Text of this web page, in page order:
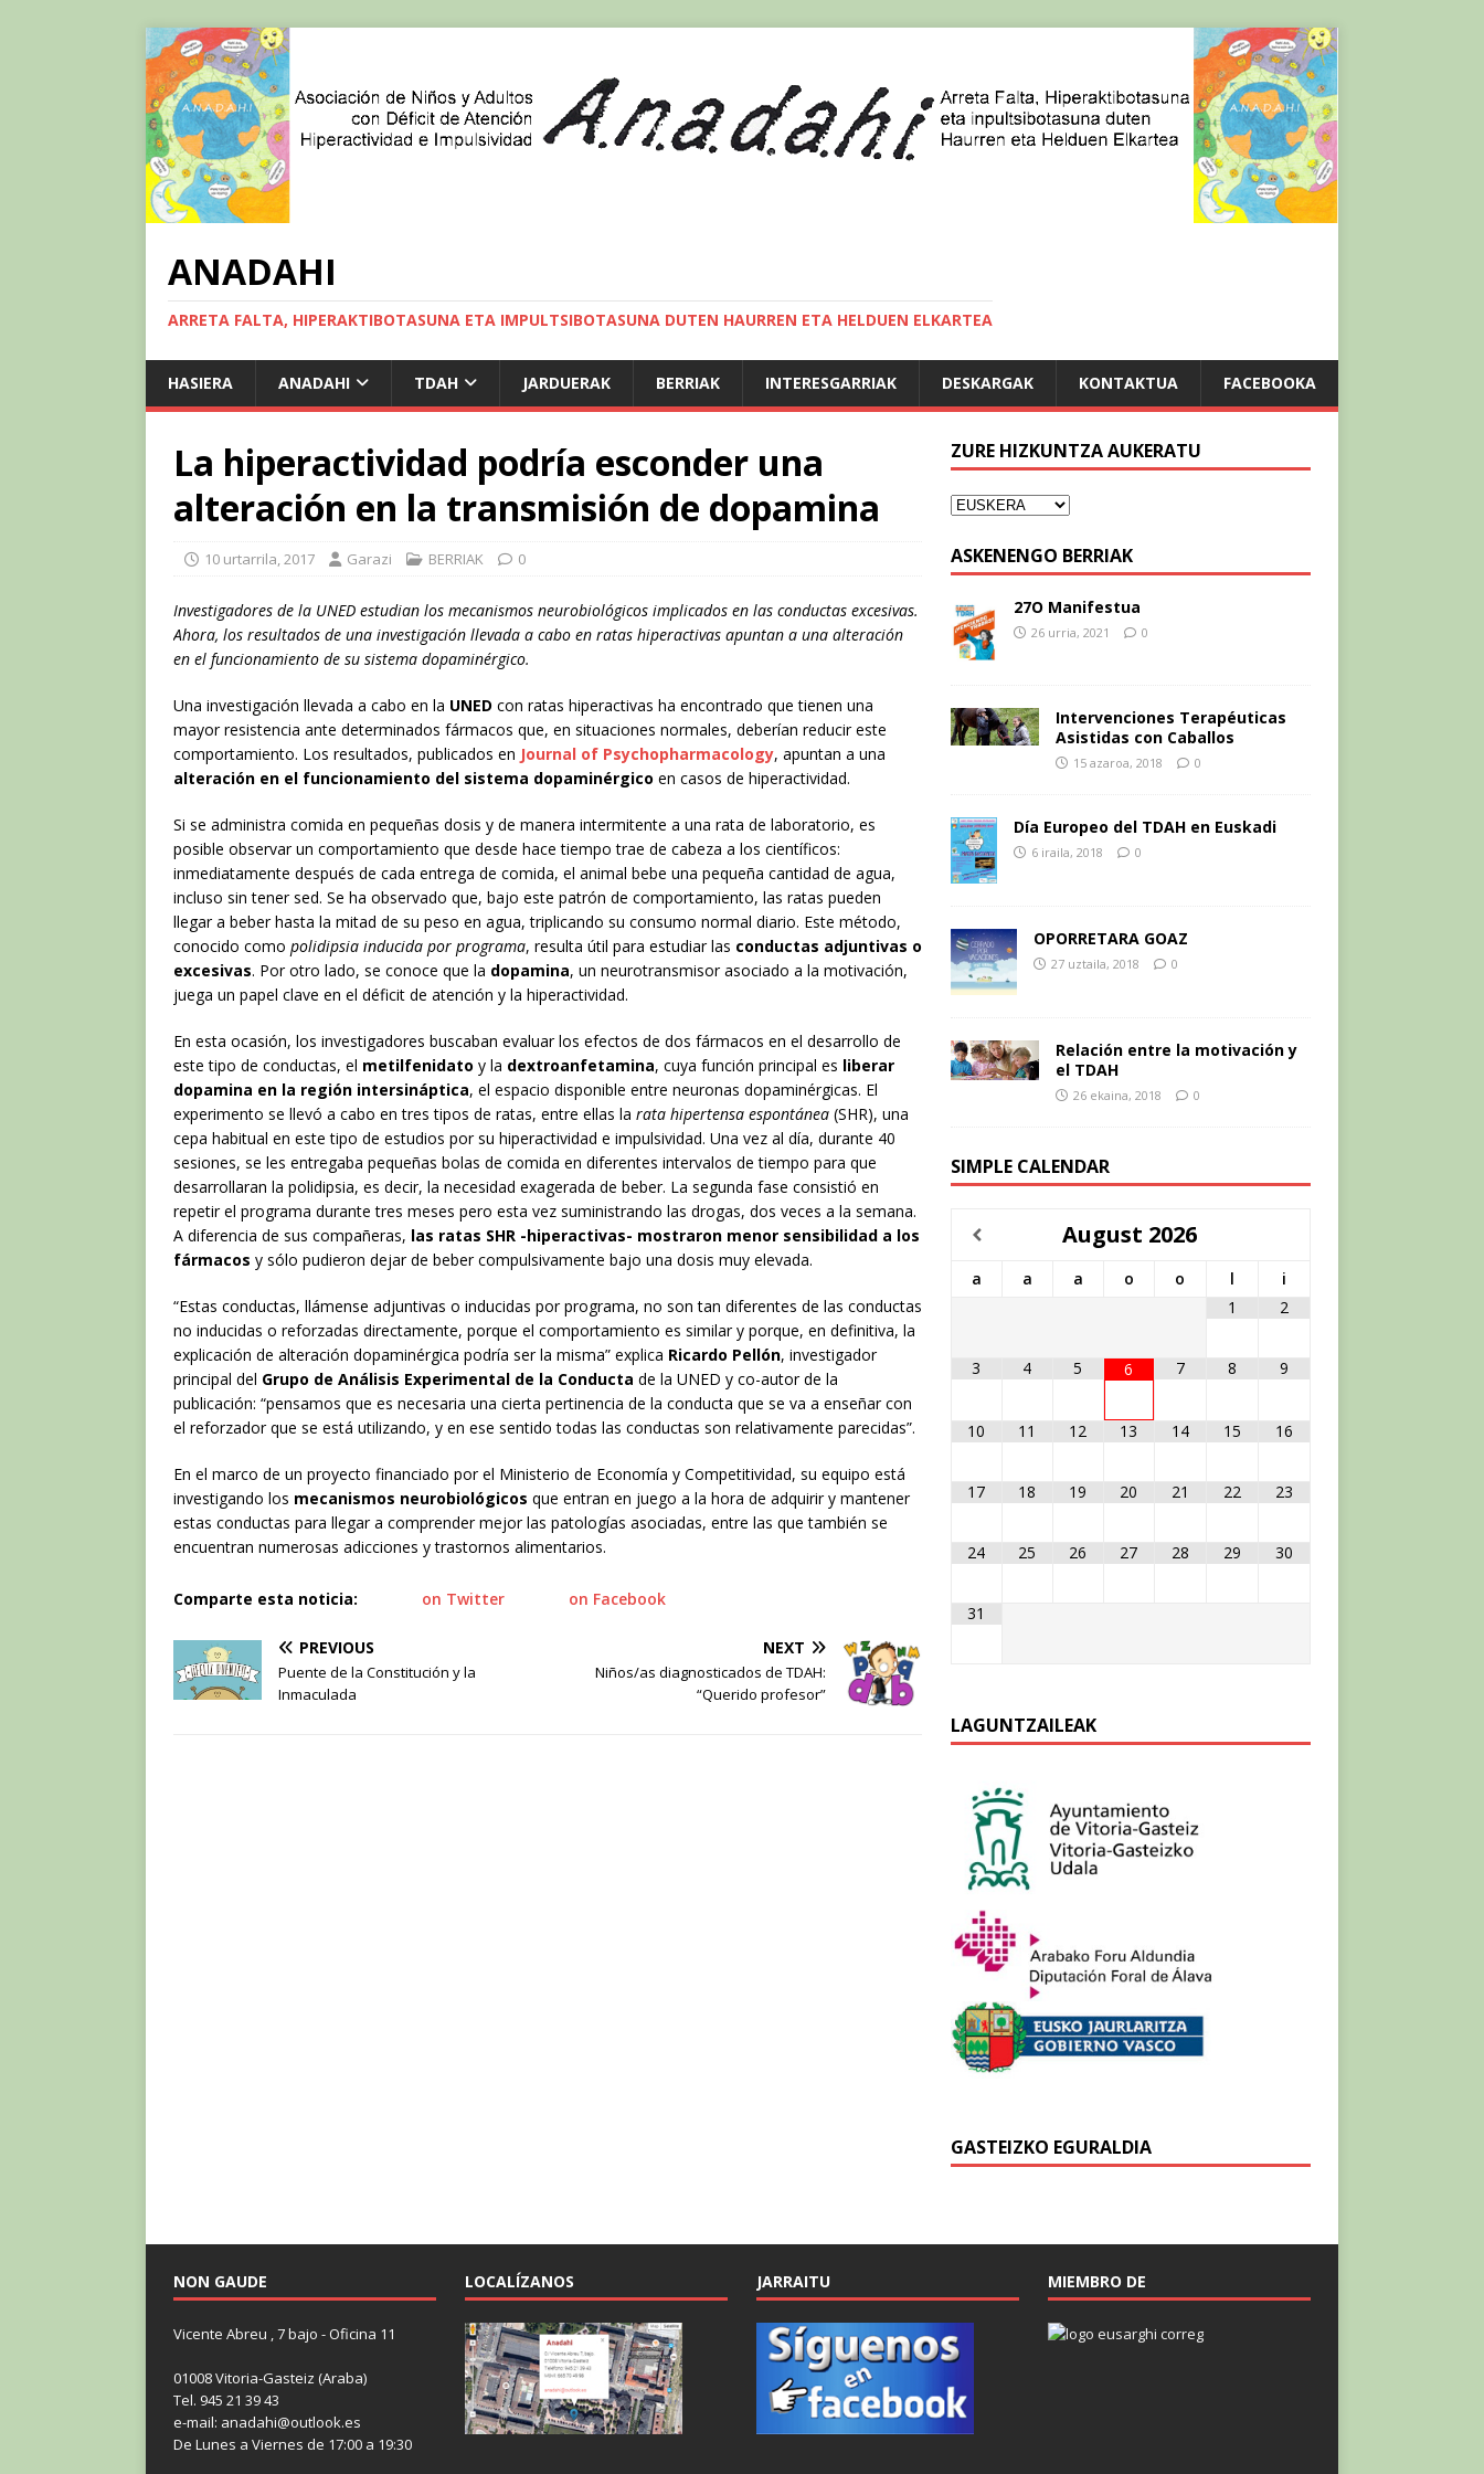
ANADAHI
ARRETA FALTA, HIPERAKTIBOTASUNA ETA IMPULTSIBOTASUNA DUTEN HAURREN ETA HELDUEN ELKARTEA
HASIERA ANADAHI TDAH JARDUERAK BERRIAK INTERESGARRIAK DESKARGAK KONTAKTUA FACEBOOKA
La hiperactividad podría esconder una
alteración en la transmisión de dopamina
10 urtarrila, 2017 Garazi BERRIAK 0
Investigadores de la UNED estudian los mecanismos neurobiológicos implicados en las conductas excesivas.
Ahora, los resultados de una investigación llevada a cabo en ratas hiperactivas apuntan a una alteración
en el funcionamiento de su sistema dopaminérgico.
Una investigación llevada a cabo en la UNED con ratas hiperactivas ha encontrado que tienen una
mayor resistencia ante determinados fármacos que, en situaciones normales, deberían reducir este
comportamiento. Los resultados, publicados en Journal of Psychopharmacology, apuntan a una
alteración en el funcionamiento del sistema dopaminérgico en casos de hiperactividad.
Si se administra comida en pequeñas dosis y de manera intermitente a una rata de laboratorio, es
posible observar un comportamiento que desde hace tiempo trae de cabeza a los científicos:
inmediatamente después de cada entrega de comida, el animal bebe una pequeña cantidad de agua,
incluso sin tener sed. Se ha observado que, bajo este patrón de comportamiento, las ratas pueden
llegar a beber hasta la mitad de su peso en agua, triplicando su consumo normal diario. Este método,
conocido como polidipsia inducida por programa, resulta útil para estudiar las conductas adjuntivas o
excesivas. Por otro lado, se conoce que la dopamina, un neurotransmisor asociado a la motivación,
juega un papel clave en el déficit de atención y la hiperactividad.
En esta ocasión, los investigadores buscaban evaluar los efectos de dos fármacos en el desarrollo de
este tipo de conductas, el metilfenidato y la dextroanfetamina, cuya función principal es liberar
dopamina en la región intersináptica, el espacio disponible entre neuronas dopaminérgicas. El
experimento se llevó a cabo en tres tipos de ratas, entre ellas la rata hipertensa espontánea (SHR), una
cepa habitual en este tipo de estudios por su hiperactividad e impulsividad. Una vez al día, durante 40
sesiones, se les entregaba pequeñas bolas de comida en diferentes intervalos de tiempo para que
desarrollaran la polidipsia, es decir, la necesidad exagerada de beber. La segunda fase consistió en
repetir el programa durante tres meses pero esta vez suministrando las drogas, dos veces a la semana.
A diferencia de sus compañeras, las ratas SHR -hiperactivas- mostraron menor sensibilidad a los
fármacos y sólo pudieron dejar de beber compulsivamente bajo una dosis muy elevada.
“Estas conductas, llámense adjuntivas o inducidas por programa, no son tan diferentes de las conductas
no inducidas o reforzadas directamente, porque el comportamiento es similar y porque, en definitiva, la
explicación de alteración dopaminérgica podría ser la misma” explica Ricardo Pellón, investigador
principal del Grupo de Análisis Experimental de la Conducta de la UNED y co-autor de la
publicación: “pensamos que es necesaria una cierta pertinencia de la conducta que se va a enseñar con
el reforzador que se está utilizando, y en ese sentido todas las conductas son relativamente parecidas”.
En el marco de un proyecto financiado por el Ministerio de Economía y Competitividad, su equipo está
investigando los mecanismos neurobiológicos que entran en juego a la hora de adquirir y mantener
estas conductas para llegar a comprender mejor las patologías asociadas, entre las que también se
encuentran numerosas adicciones y trastornos alimentarios.
Comparte esta noticia: on Twitter on Facebook
PREVIOUS
Puente de la Constitución y la
Inmaculada
NEXT
Niños/as diagnosticados de TDAH:
“Querido profesor”
ZURE HIZKUNTZA AUKERATU
ASKENENGO BERRIAK
27O Manifestua
26 urria, 2021 0
Intervenciones Terapéuticas
Asistidas con Caballos
15 azaroa, 2018 0
Día Europeo del TDAH en Euskadi
6 iraila, 2018 0
OPORRETARA GOAZ
27 uztaila, 2018 0
Relación entre la motivación y
el TDAH
26 ekaina, 2018 0
SIMPLE CALENDAR
August 2026
a a a o o l
i
1
2
3 4 5 6 7 8 9
10 11 12 13 14 15 16
17 18 19 20 21 22 23
24 25 26 27 28 29 30
31
LAGUNTZAILEAK
GASTEIZKO EGURALDIA
NON GAUDE
Vicente Abreu , 7 bajo - Oficina 11
01008 Vitoria-Gasteiz (Araba)
Tel. 945 21 39 43
e-mail: anadahi@outlook.es
De Lunes a Viernes de 17:00 a 19:30
LOCALÍZANOS JARRAITU MIEMBRO DE